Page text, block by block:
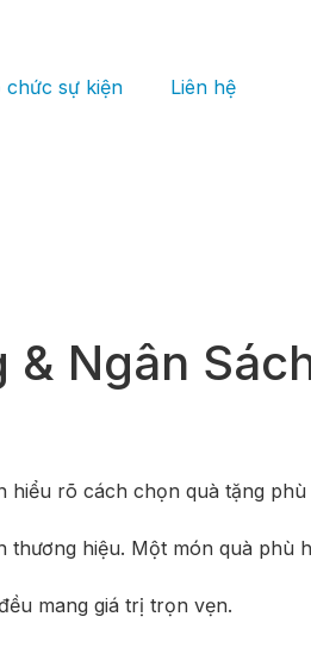
chức sự kiện Liên hệ
Ngân
rõ cách chọn quà tặng
thương hiệu. Một món quà phù
mang giá trị trọn vẹn.